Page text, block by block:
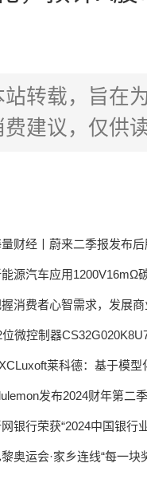
转载，旨在
建议，仅供
量财经丨蔚来二季报发布
源汽车应用1200V16mΩ
消费者心智需求，发展
位微控制器
莱科德：基于模
发布2024财年第二
银行荣获“2024中国银行
黎奥运会·家乡连线“每一